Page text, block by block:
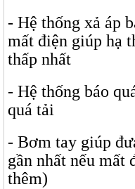
- Hệ thống xả áp
mất điện giúp hạ
thấp nhất
- Hệ thống báo
quá tải
- Bơm tay giúp
gần nhất nếu mất
thêm)